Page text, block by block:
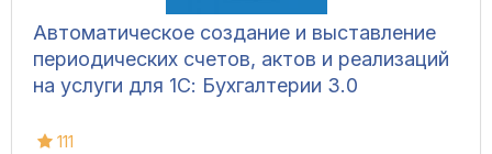
Автоматическое создание и выставление
периодических счетов, актов и реализаций
на услуги для 1С: Бухгалтерии 3.0
111